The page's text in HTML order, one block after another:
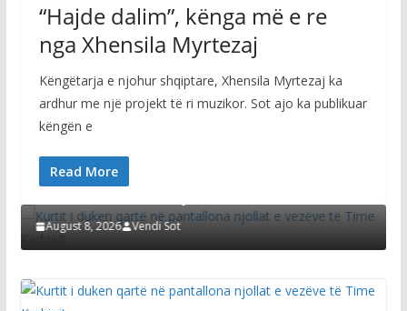
“Hajde dalim”, kënga më e re
nga Xhensila Myrtezaj
Këngëtarja e njohur shqiptare, Xhensila Myrtezaj ka
ardhur me një projekt të ri muzikor. Sot ajo ka publikuar
këngën e
Read More
Kurtit i duken qartë në pantallona njollat e
August 8, 2026 Vendi Sot